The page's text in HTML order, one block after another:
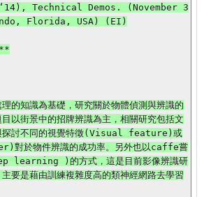
Technical Demos. (November 3
Florida, USA) (EI)
的知識為基礎，研究關於物體偵測與辨識的
以街景中的招牌辨識為主，相關研究包括文
探討不同的視覺特徵(Visual feature)或
於物件辨識的成功率。另外也以caffe嘗
learning )的方式，這是目前影像辨識研
要是藉由訓練複雜度高的類神經網路去學習